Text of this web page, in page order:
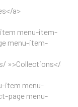
a>
item menu-item-
menu-item-
»>Collections</a>
item menu-
page menu-